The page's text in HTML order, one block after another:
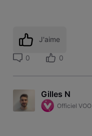
J'aime
0 0
Gilles N
Officiel VOO